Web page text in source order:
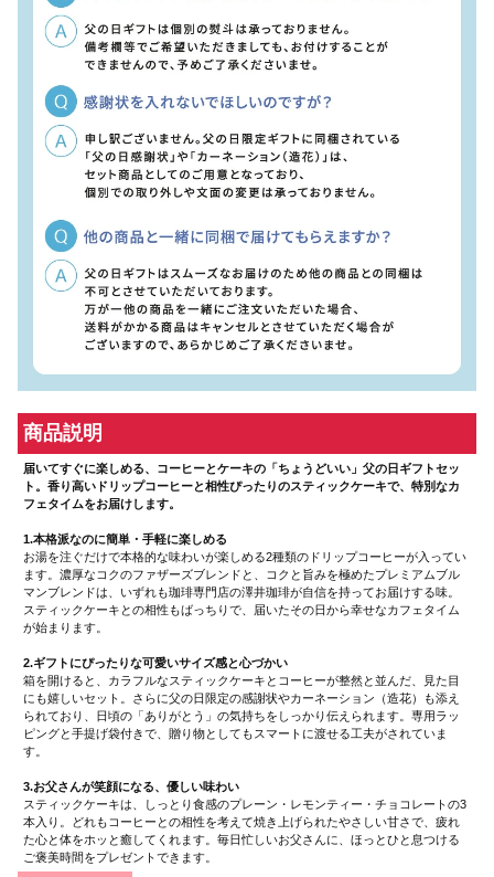
商品説明
届いてすぐに楽しめる、コーヒーとケーキの「ちょうどいい」父の日ギフトセッ
ト。香り高いドリップコーヒーと相性ぴったりのスティックケーキで、特別なカ
フェタイムをお届けします。
1.本格派なのに簡単・手軽に楽しめる
お湯を注ぐだけで本格的な味わいが楽しめる2種類のドリップコーヒーが入ってい
ます。濃厚なコクのファザーズブレンドと、コクと旨みを極めたプレミアムブル
マンブレンドは、いずれも珈琲専門店の澤井珈琲が自信を持ってお届けする味。
スティックケーキとの相性もばっちりで、届いたその日から幸せなカフェタイム
が始まります。
2.ギフトにぴったりな可愛いサイズ感と心づかい
箱を開けると、カラフルなスティックケーキとコーヒーが整然と並んだ、見た目
にも嬉しいセット。さらに父の日限定の感謝状やカーネーション（造花）も添え
られており、日頃の「ありがとう」の気持ちをしっかり伝えられます。専用ラッ
ピングと手提げ袋付きで、贈り物としてもスマートに渡せる工夫がされていま
す。
3.お父さんが笑顔になる、優しい味わい
スティックケーキは、しっとり食感のプレーン・レモンティー・チョコレートの3
本入り。どれもコーヒーとの相性を考えて焼き上げられたやさしい甘さで、疲れ
た心と体をホッと癒してくれます。毎日忙しいお父さんに、ほっとひと息つける
ご褒美時間をプレゼントできます。